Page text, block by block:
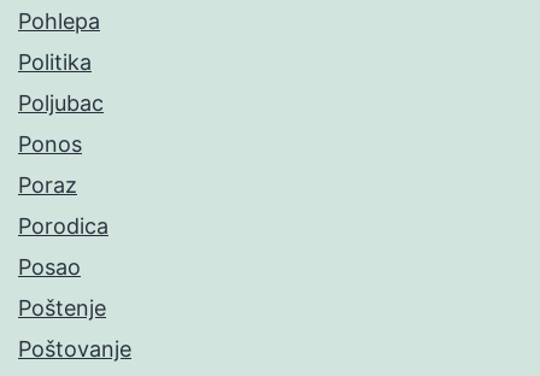
Pohlepa
Politika
Poljubac
Ponos
Poraz
Porodica
Posao
Poštenje
Poštovanje